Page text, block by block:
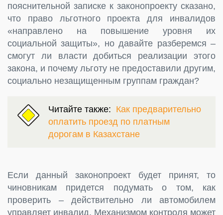
пояснительной записке к законопроекту сказано,
что право льготного проекта для инвалидов
«направлено на повышение уровня их
социальной защиты», но давайте разберемся –
смогут ли власти добиться реализации этого
закона, и почему льготу не предоставили другим,
социально незащищенным группам граждан?
Читайте также: Как предварительно
оплатить проезд по платным
дорогам в Казахстане
Если данный законопроект будет принят, то
чиновникам придется подумать о том, как
проверить – действительно ли автомобилем
управляет инвалид. Механизмом контроля может